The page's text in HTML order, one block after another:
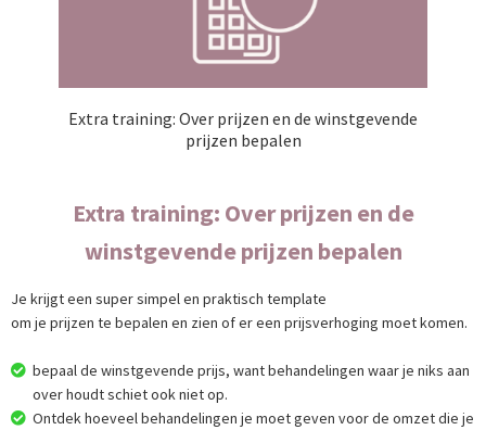
Extra training: Over prijzen en de winstgevende
prijzen bepalen
Extra training: Over prijzen en de
winstgevende prijzen bepalen
Je krijgt een super simpel en praktisch template
om je prijzen te bepalen en zien of er een prijsverhoging moet komen.
bepaal de winstgevende prijs, want behandelingen waar je niks aan
over houdt schiet ook niet op.
Ontdek hoeveel behandelingen je moet geven voor de omzet die je